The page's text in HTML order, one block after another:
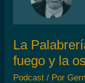
mundo
La
fuego y la
Podcast / Por